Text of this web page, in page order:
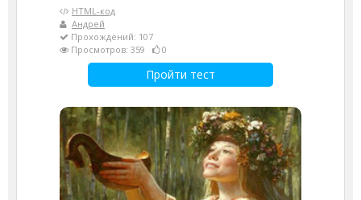
HTML-код
Андрей
Прохождений: 107
Просмотров: 359
0
Пройти тест